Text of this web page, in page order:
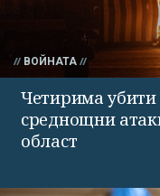
ВОЙНАТА
Четирима
среднощни
област